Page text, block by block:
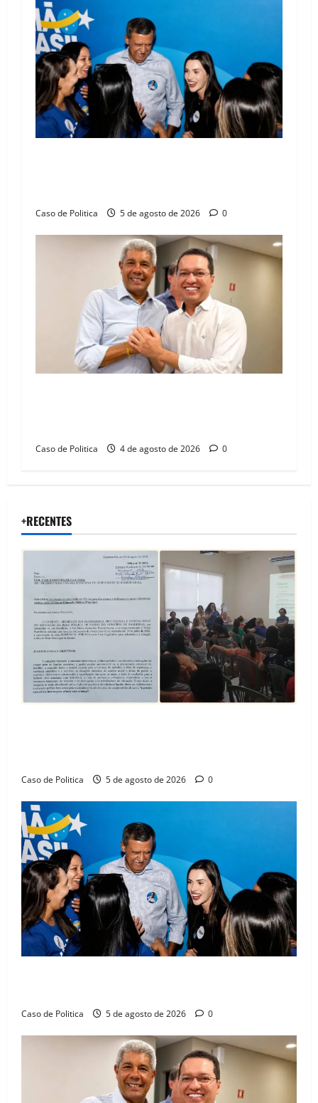
Caso de Politica 5 de agosto de 2026 0
Caso de Politica 4 de agosto de 2026 0
+RECENTES
Caso de Politica 5 de agosto de 2026 0
Caso de Politica 5 de agosto de 2026 0